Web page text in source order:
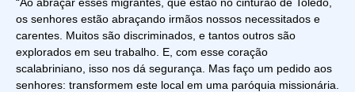
os senhores estão abraçando irmãos nossos necessitados e
carentes. Muitos são discriminados, e tantos outros são
explorados em seu trabalho. E, com esse coração
scalabriniano, isso nos dá segurança. Mas faço um pedido aos
senhores: transformem este local em uma paróquia missionária.